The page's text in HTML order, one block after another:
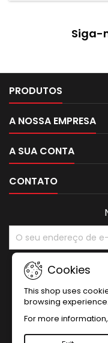
Siga-
PRODUTOS
A NOSSA EMPRESA
A SUA CONTA
CONTATO
Cookies
This shop uses
browsing experience.
For more